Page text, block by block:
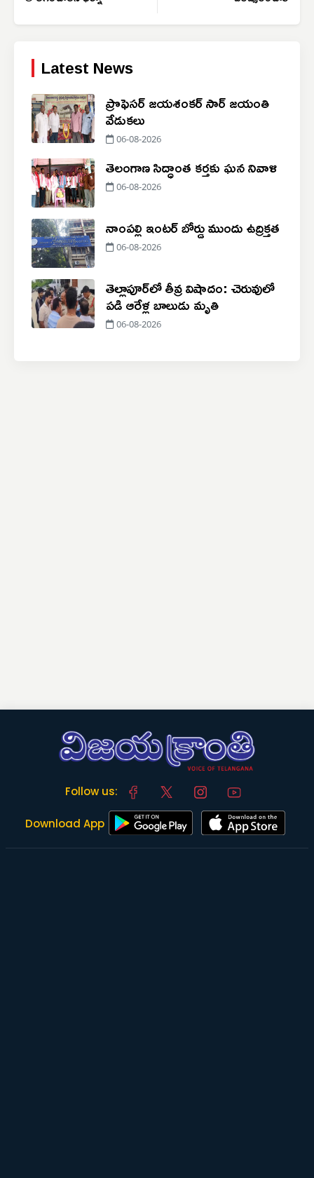
Latest News
ప్రొఫెసర్ జయశంకర్ సార్ జయంతి
వేడుకలు
06-08-2026
తెలంగాణ సిద్ధాంత కర్తకు ఘన నివాళి
06-08-2026
నాంపల్లి ఇంటర్ బోర్డు ముందు ఉద్రిక్తత
06-08-2026
తెల్లాపూర్‌లో తీవ్ర విషాదం: చెరువులో
పడి ఆరేళ్ల బాలుడు మృతి
06-08-2026
Follow us:
Download App